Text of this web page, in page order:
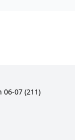
07 (211)